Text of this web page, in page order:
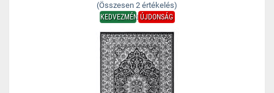
(Összesen 2 értékelés)
KEDVEZMÉNYÚJDONSÁG